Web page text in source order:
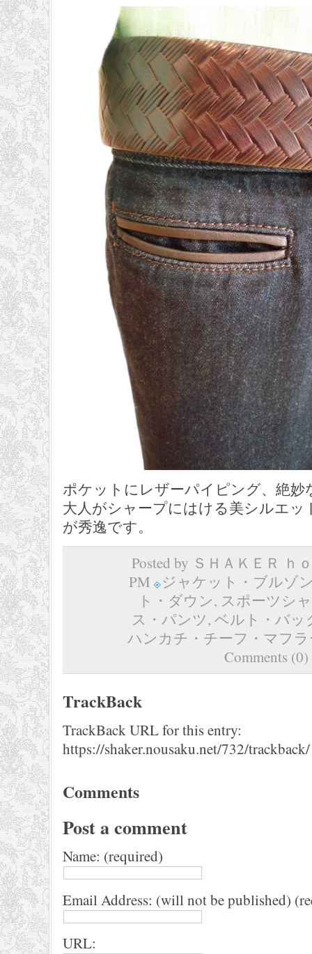
ポケットにレザーパイピング、絶妙
大人がシャープにはける美シルエ
が秀逸です。
Posted by ＳＨＡＫＥＲ ｈ
PM
ジャケット・ブルゾ
ト・ダウン, スポーツシ
ス・パンツ, ベルト・バッ
ハンカチ・チーフ・マフラ
Comments (0)
TrackBack
TrackBack URL for this entry:
https://shaker.nousaku.net/732/trackback/
Comments
Post a comment
Name: (required)
Email Address: (will not be published)
URL: